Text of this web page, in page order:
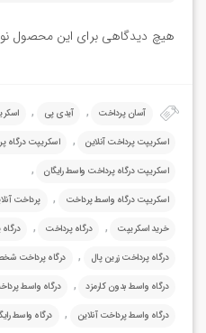
هیچ دیدگاهی برای این محصول
آسان پرداخت , آیدی پی ,
اسکریپت پرداخت آنلاین , اسکریپت درگاه
اسکریپت درگاه پرداخت واسط رایگان ,
اسکریپت درگاه واسط پرداخت , پرداخت
خرید اسکریپت , درگاه پرداخت ,
درگاه پرداخت زرین پال , درگاه پرداخت
درگاه واسط بدون کارمزد , درگاه واسط
درگاه واسط پرداخت آنلاین , درگاه واسط